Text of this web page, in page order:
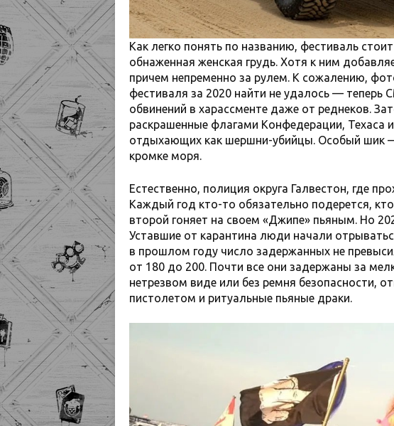
Как легко понять по названию, фестиваль
обнаженная женская грудь. Хотя к ним
причем непременно за рулем. К сожалению,
фестиваля за 2020 найти не удалось — теперь
обвинений в харассменте даже от реднеков.
раскрашенные флагами Конфедерации, Техаса
отдыхающих как шершни-убийцы. Особый шик
кромке моря.
Естественно, полиция округа Галвестон, где
Каждый год кто-то обязательно подерется,
второй гоняет на своем «Джипе» пьяным. Но
Уставшие от карантина люди начали
в прошлом году число задержанных не
от 180 до 200. Почти все они задержаны за
нетрезвом виде или без ремня безопасности,
пистолетом и ритуальные пьяные драки.